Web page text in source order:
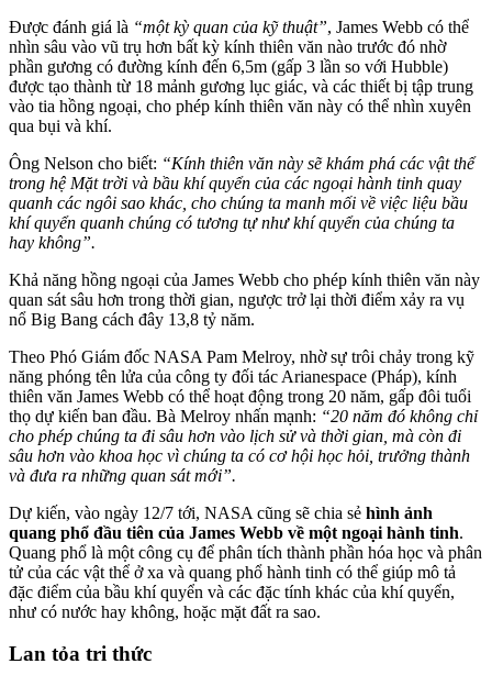
Được đánh giá là “một kỳ quan của kỹ thuật”, James Webb có thể
nhìn sâu vào vũ trụ hơn bất kỳ kính thiên văn nào trước đó nhờ
phần gương có đường kính đến 6,5m (gấp 3 lần so với Hubble)
được tạo thành từ 18 mảnh gương lục giác, và các thiết bị tập trung
vào tia hồng ngoại, cho phép kính thiên văn này có thể nhìn xuyên
qua bụi và khí.
Ông Nelson cho biết: “Kính thiên văn này sẽ khám phá các vật thể
trong hệ Mặt trời và bầu khí quyển của các ngoại hành tinh quay
quanh các ngôi sao khác, cho chúng ta manh mối về việc liệu bầu
khí quyển quanh chúng có tương tự như khí quyển của chúng ta
hay không”.
Khả năng hồng ngoại của James Webb cho phép kính thiên văn này
quan sát sâu hơn trong thời gian, ngược trở lại thời điểm xảy ra vụ
nổ Big Bang cách đây 13,8 tỷ năm.
Theo Phó Giám đốc NASA Pam Melroy, nhờ sự trôi chảy trong kỹ
năng phóng tên lửa của công ty đối tác Arianespace (Pháp), kính
thiên văn James Webb có thể hoạt động trong 20 năm, gấp đôi tuổi
thọ dự kiến ban đầu. Bà Melroy nhấn mạnh: “20 năm đó không chỉ
cho phép chúng ta đi sâu hơn vào lịch sử và thời gian, mà còn đi
sâu hơn vào khoa học vì chúng ta có cơ hội học hỏi, trưởng thành
và đưa ra những quan sát mới”.
Dự kiến, vào ngày 12/7 tới, NASA cũng sẽ chia sẻ hình ảnh
quang phổ đầu tiên của James Webb về một ngoại hành tinh.
Quang phổ là một công cụ để phân tích thành phần hóa học và phân
tử của các vật thể ở xa và quang phổ hành tinh có thể giúp mô tả
đặc điểm của bầu khí quyển và các đặc tính khác của khí quyển,
như có nước hay không, hoặc mặt đất ra sao.
Lan tỏa tri thức